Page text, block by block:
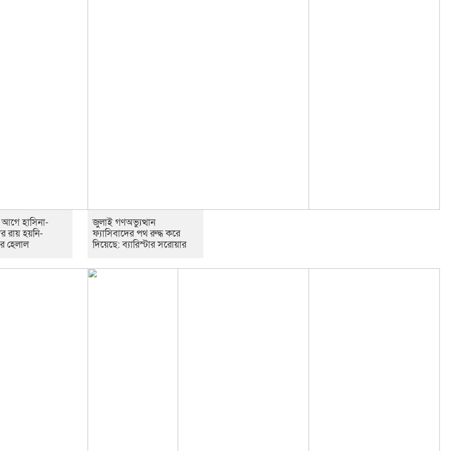
আগে হাসিনা-
রায় হয়নি-
হেলাল
জুলাই গণঅভ্যুত্থান
ফ্যাসিবাদের পথ রুদ্ধ করে
দিয়েছে: ব্যারিস্টার সরোয়ার